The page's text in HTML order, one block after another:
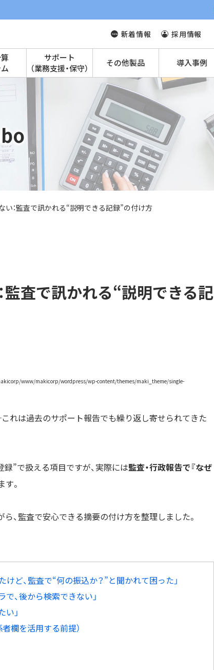
新着情報 採用情報
サポート
（業務支援・保守）
その他製品 導入事例
い：監査で訊かれる“説明できる記録”の付け方
監査で訊かれる“説明できる記
れは過去のサポート報告でも繰り返し寄せられてきた
”で扱える項目ですが、実際には監査・行政報告で『なぜ
す。
、監査で安心できる摘要の付け方を整理しました。
ど、監査で“何の振込か？”と聞かれて困った」
、後から検索できない」
」
欄を活用する前提）